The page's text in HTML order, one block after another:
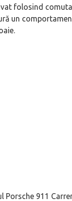
folosind
un
Porsche 911